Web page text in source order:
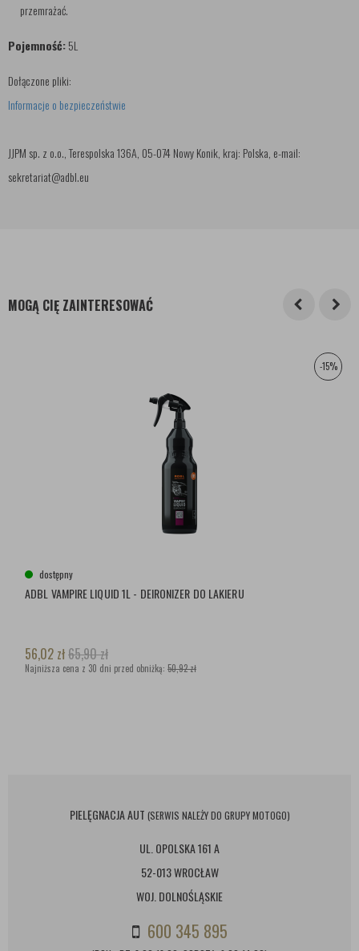
przemrażać.
Pojemność:5L
Dołączone pliki:
Informacje o bezpieczeństwie
JJPM sp. z o.o., Terespolska 136A, 05-074 Nowy Konik, kraj: Polska, e-mail:
sekretariat@adbl.eu
MOGĄ CIĘ ZAINTERESOWAĆ
-15%
dostępny
ADBL VAMPIRE LIQUID 1L - DEIRONIZER DO LAKIERU
56,02 zł65,90zł
Najniższa cena z 30 dni przed obniżką: 50,92 zł
PIELĘGNACJA AUT (SERWIS NALEŻY DO GRUPY MOTOGO)
UL. OPOLSKA 161 A
52-013 WROCŁAW
WOJ. DOLNOŚLĄSKIE
600 345 895